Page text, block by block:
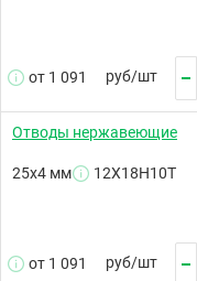
от 1 091 руб/шт
Отводы нержавеющие
25х4 мм 12Х18Н10Т
от 1 091 руб/шт